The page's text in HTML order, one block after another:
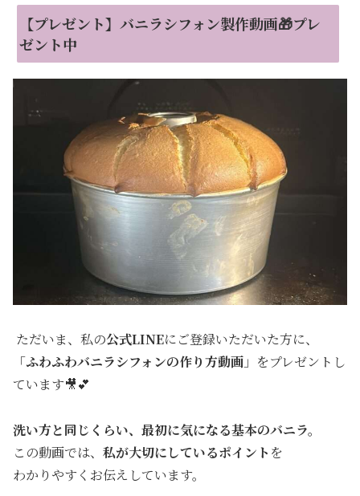
【プレゼント】バニラシフォン製作動画🎁プレ
ゼント中
ただいま、私の公式LINEにご登録いただいた方に、
「ふわふわバニラシフォンの作り方動画 」をプレゼントし
ています🎥💕
洗い方と同じくらい、最初に気になる基本のバニラ。
この動画では、 私が大切にしているポイント を
わかりやすくお伝えしています。